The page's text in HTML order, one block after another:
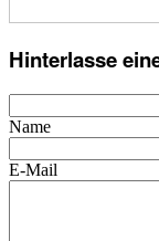
Hinterlasse
Name
E-Mail